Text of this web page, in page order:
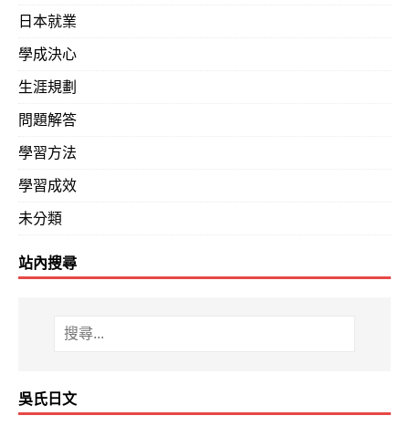
日本就業
學成決心
生涯規劃
問題解答
學習方法
學習成效
未分類
站內搜尋
吳氏日文